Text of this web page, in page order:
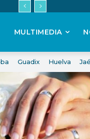
MULTIMEDIA
Guadix Huelva